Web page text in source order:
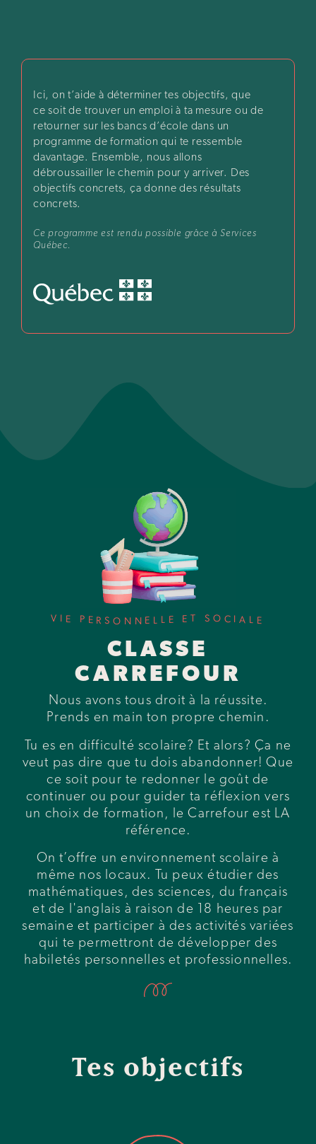
Ici, on t’aide à déterminer tes objectifs, que
ce soit de trouver un emploi à ta mesure ou de
retourner sur les bancs d’école dans un
programme de formation qui te ressemble
davantage. Ensemble, nous allons
débroussailler le chemin pour y arriver. Des
objectifs concrets, ça donne des résultats
concrets.
Ce programme est rendu possible grâce à Services
Québec.
V I E P E RS O N N E L L E ET S O C IA L E
CLASSE
CARREFOUR
Nous avons tous droit à la réussite.
Prends en main ton propre chemin.
Tu es en difficulté scolaire? Et alors? Ça ne
veut pas dire que tu dois abandonner! Que
ce soit pour te redonner le goût de
continuer ou pour guider ta réflexion vers
un choix de formation, le Carrefour est LA
référence.
On t’offre un environnement scolaire à
même nos locaux. Tu peux étudier des
mathématiques, des sciences, du français
et de l'anglais à raison de 18 heures par
semaine et participer à des activités variées
qui te permettront de développer des
habiletés personnelles et professionnelles.
Tes objectifs